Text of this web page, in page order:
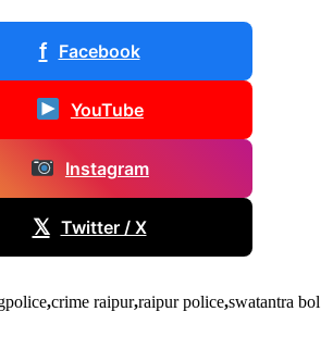
f Facebook
YouTube
Instagram
𝕏 Twitter / X
,crime raipur,raipur police,swatantra bol